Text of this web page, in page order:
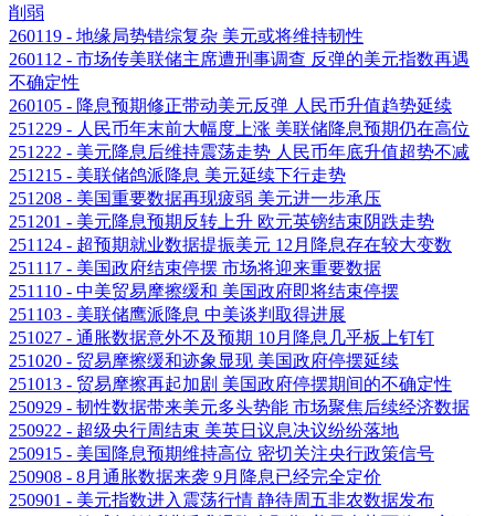
削弱
260119 - 地缘局势错综复杂 美元或将维持韧性
260112 - 市场传美联储主席遭刑事调查 反弹的美元指数再遇
不确定性
260105 - 降息预期修正带动美元反弹 人民币升值趋势延续
251229 - 人民币年末前大幅度上涨 美联储降息预期仍在高位
251222 - 美元降息后维持震荡走势 人民币年底升值超势不减
251215 - 美联储鸽派降息 美元延续下行走势
251208 - 美国重要数据再现疲弱 美元进一步承压
251201 - 美元降息预期反转上升 欧元英镑结束阴跌走势
251124 - 超预期就业数据提振美元 12月降息存在较大变数
251117 - 美国政府结束停摆 市场将迎来重要数据
251110 - 中美贸易摩擦缓和 美国政府即将结束停摆
251103 - 美联储鹰派降息 中美谈判取得进展
251027 - 通胀数据意外不及预期 10月降息几乎板上钉钉
251020 - 贸易摩擦缓和迹象显现 美国政府停摆延续
251013 - 贸易摩擦再起加剧 美国政府停摆期间的不确定性
250929 - 韧性数据带来美元多头势能 市场聚焦后续经济数据
250922 - 超级央行周结束 美英日议息决议纷纷落地
250915 - 美国降息预期维持高位 密切关注央行政策信号
250908 - 8月通胀数据来袭 9月降息已经完全定价
250901 - 美元指数进入震荡行情 静待周五非农数据发布